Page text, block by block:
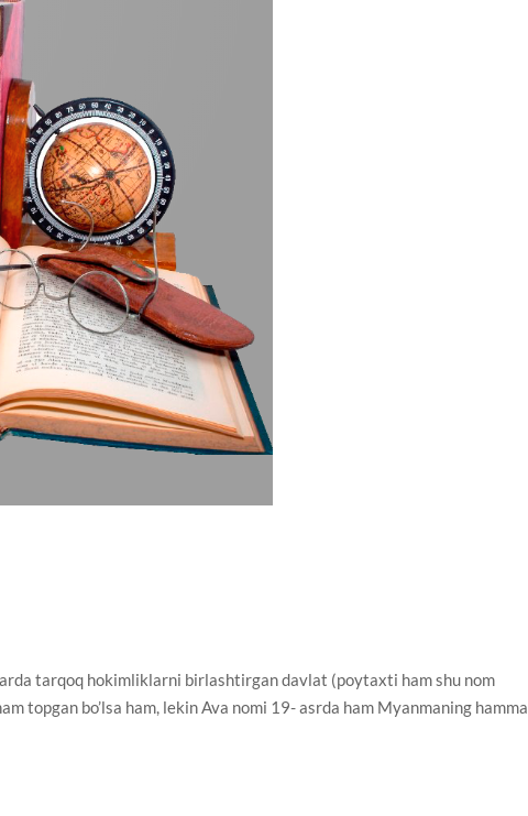
tarqoq hokimliklarni birlashtirgan davlat (poytaxti ham shu nom
topgan bo’lsa ham, lekin Ava nomi 19- asrda ham Myanmaning hamma